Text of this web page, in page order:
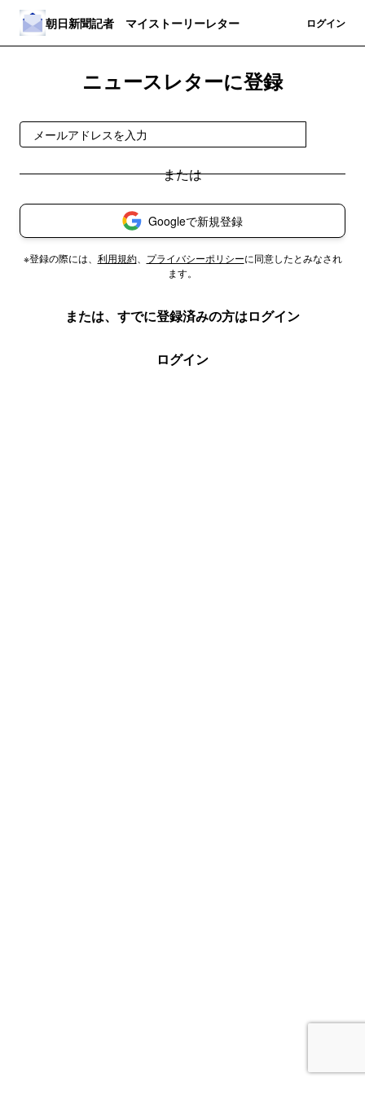
朝日新聞記者 マイストーリーレター ログイン
ニュースレターに登録
Googleで新規登録
※登録の際には、 利用規約、 プライバシーポリシーに同意したとみなされ
ます。
または、すでに登録済みの方はログイン
ログイン